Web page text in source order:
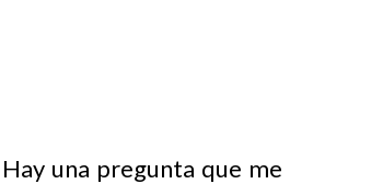
una pregunta que me